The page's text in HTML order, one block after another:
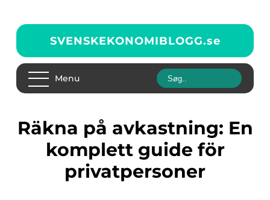
SVENSKEKONOMIBLOGG.se
Menu
Räkna på avkastning: En
komplett guide för
privatpersoner